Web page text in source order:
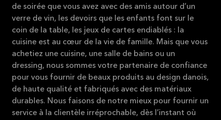
de soirée que vous avez avec des amis autour d’un
verre de vin, les devoirs que les enfants font sur le
coin de la table, les jeux de cartes endiablés : la
cuisine est au cœur de la vie de famille. Mais que vous
achetiez une cuisine, une salle de bains ou un
dressing, nous sommes votre partenaire de confiance
pour vous fournir de beaux produits au design danois,
de haute qualité et fabriqués avec des matériaux
durables. Nous faisons de notre mieux pour fournir un
service à la clientèle irréprochable, dès l’instant où